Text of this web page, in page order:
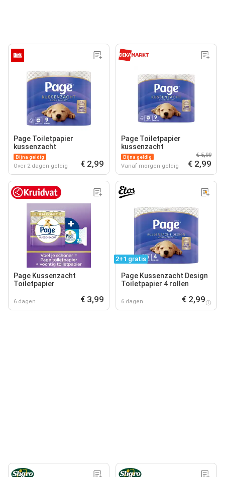
Page Toiletpapier
kussenzacht
Bijna geldig
Over 2 dagen geldig € 2,99
Page Toiletpapier
kussenzacht
Bijna geldig
Vanaf morgen geldig
€ 5,99
€ 2,99
Page Kussenzacht
Toiletpapier
6 dagen € 3,99
2+1 gratis
Page Kussenzacht Design
Toiletpapier 4 rollen
6 dagen € 2,99